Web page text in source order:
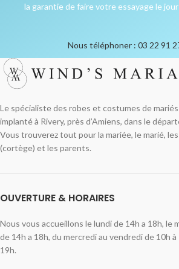
la garantie de faire votre essayage le
Nous téléphoner : 03 22 91
Le spécialiste des robes et costumes de
implanté à Rivery, près d’Amiens, dans le
Vous trouverez tout pour la mariée, le marié,
(cortège) et les parents.
OUVERTURE & HORAIRES
Nous vous accueillons le lundi de 14h a 18h, le
de 14h a 18h, du mercredi au vendredi de 10h
19h.